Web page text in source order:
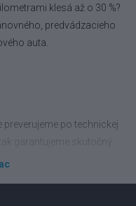
klesá až o 30 %?
predvádzacieho
auta.
preverujeme po technickej
garantujeme skutočný
záruku na legálny